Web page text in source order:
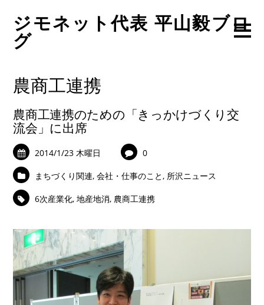
ジモネット代表 平山毅ブロ
グ
農商工連携
農商工連携のための「きっかけづくり交
流会」に出席
2014/1/23 木曜日 0
まちづくり関連,会社・仕事のこと, 所沢ニュース
6次産業化,地産地消, 農商工連携